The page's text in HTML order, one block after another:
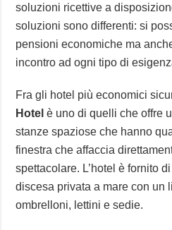
soluzioni ricettive a
soluzioni sono differenti: si
pensioni economiche ma
incontro ad ogni tipo di
Fra gli hotel più economici
Hotel è uno di quelli che offre
stanze spaziose che hanno
finestra che affaccia
spettacolare. L’hotel è fornito
discesa privata a mare con un
ombrelloni, lettini e sedie.